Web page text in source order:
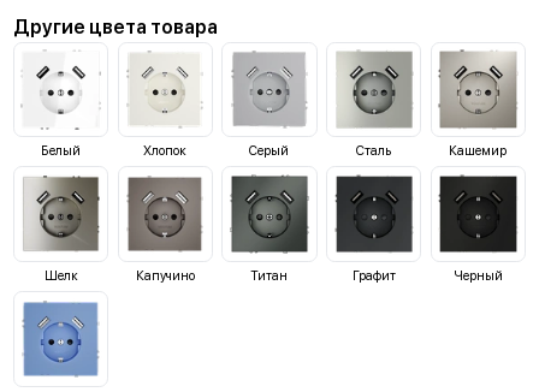
Другие цвета товара
Белый Хлопок Серый Сталь Кашемир
Шелк Капучино Титан Графит Черный